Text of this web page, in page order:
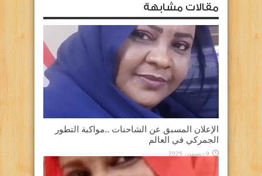
مقالات مشابهة
الإعلان المسبق عن الشاحنات ..مواكبة التطور
الجمركي في العالم
9 ديسمبر، 2025